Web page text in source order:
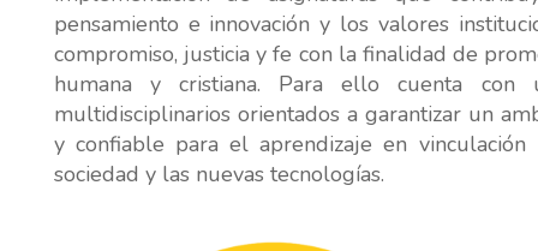
pensamiento e innovación y los valores
compromiso, justicia y fe con la finalidad de
humana y cristiana. Para ello cuenta con
multidisciplinarios orientados a garantizar un
y confiable para el aprendizaje en
sociedad y las nuevas tecnologías.